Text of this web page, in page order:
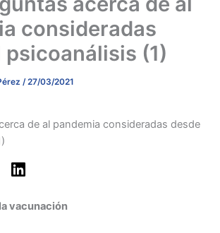
consideradas
psicoanálisis (1)
/27/03/2021
de al pandemia consideradas desde
vacunación